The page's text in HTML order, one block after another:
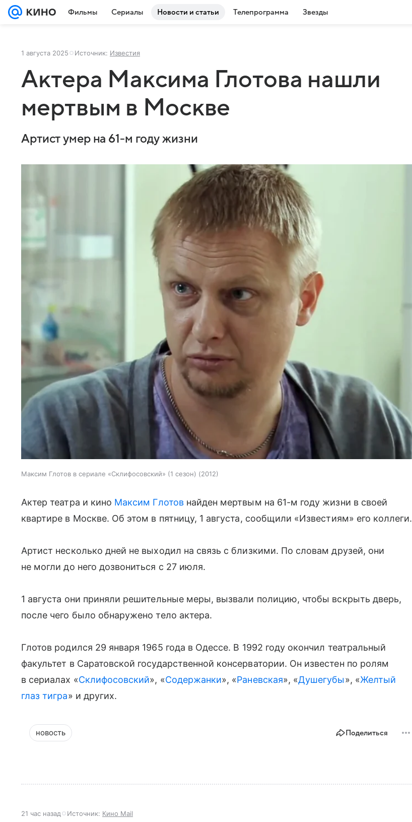
Фильмы Сериалы Новости и статьи Телепрограмма Звезды
1 августа 2025 Источник: Известия
Актера Максима Глотова нашли
мертвым в Москве
Артист умер на 61-м году жизни
Максим Глотов в сериале «Склифосовский» (1 сезон) (2012)
Актер театра и кино Максим Глотовнайден мертвым на 61-м году жизни в своей
квартире в Москве. Об этом в пятницу, 1 августа, сообщили «Известиям» его коллеги.
Артист несколько дней не выходил на связь с близкими. По словам друзей, они
не могли до него дозвониться с 27 июля.
1 августа они приняли решительные меры, вызвали полицию, чтобы вскрыть дверь,
после чего было обнаружено тело актера.
Глотов родился 29 января 1965 года в Одессе. В 1992 году окончил театральный
факультет в Саратовской государственной консерватории. Он известен по ролям
в сериалах «Склифосовский», «Содержанки», «Раневская», «Душегубы», «Желтый
глаз тигра» и других.
новость Поделиться
21 час назад Источник: Кино Mail